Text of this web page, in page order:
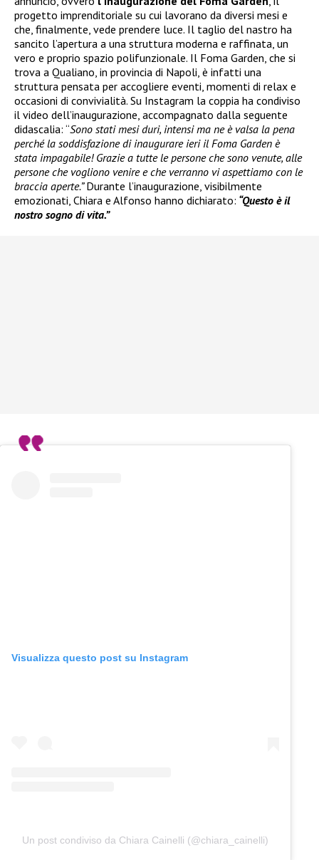
progetto imprenditoriale su cui lavorano da diversi mesi e
che, finalmente, vede prendere luce. Il taglio del nastro ha
sancito l’apertura a una struttura moderna e raffinata, un
vero e proprio spazio polifunzionale. Il Foma Garden, che si
trova a Qualiano, in provincia di Napoli, è infatti una
struttura pensata per accogliere eventi, momenti di relax e
occasioni di convivialità. Su Instagram la coppia ha condiviso
il video dell’inaugurazione, accompagnato dalla seguente
didascalia: “Sono stati mesi duri, intensi ma ne è valsa la pena
perché la soddisfazione di inaugurare ieri il Foma Garden è
stata impagabile! Grazie a tutte le persone che sono venute, alle
persone che vogliono venire e che verranno vi aspettiamo con le
braccia aperte.”Durante l’inaugurazione, visibilmente
emozionati, Chiara e Alfonso hanno dichiarato: “Questo è il
nostro sogno di vita.”
Visualizza questo post su Instagram
Un post condiviso da Chiara Cainelli (@chiara_cainelli)